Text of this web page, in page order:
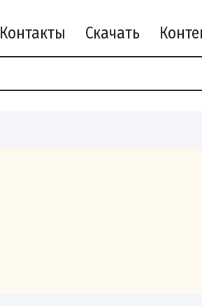
Контакты Скачать